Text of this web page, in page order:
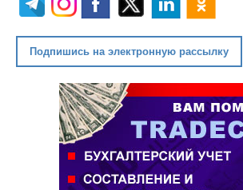
Подпишись на электронную рассылку